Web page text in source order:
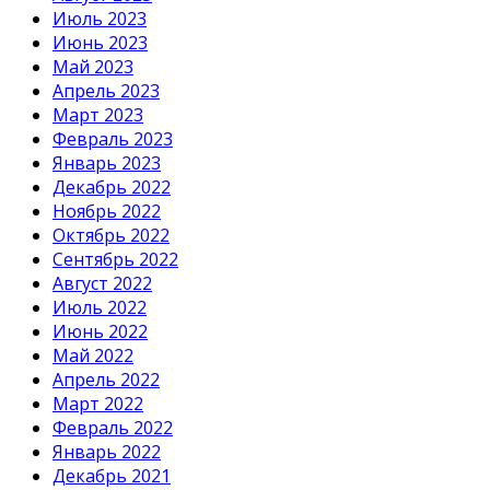
Июль 2023
Июнь 2023
Май 2023
Апрель 2023
Март 2023
Февраль 2023
Январь 2023
Декабрь 2022
Ноябрь 2022
Октябрь 2022
Сентябрь 2022
Август 2022
Июль 2022
Июнь 2022
Май 2022
Апрель 2022
Март 2022
Февраль 2022
Январь 2022
Декабрь 2021